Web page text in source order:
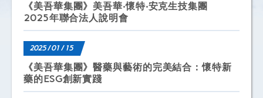
《美吾華集團》美吾華‧懷特‧安克生技集團
2025年聯合法人說明會
2025 / 01 / 15
《美吾華集團》醫藥與藝術的完美結合：懷特新
藥的ESG創新實踐